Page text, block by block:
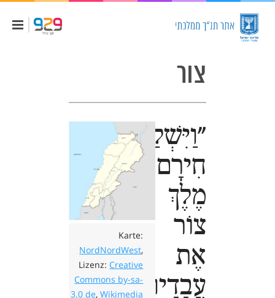
צור
"וַיִּשְׁלַח
חִירָם
מֶלֶךְ
צוֹר
אֶת
עֲבָדָיו
Karte:
NordNordWest,
Lizenz:Creative
Commons by-sa-
3.0 de,Wikimedia
העיר צור